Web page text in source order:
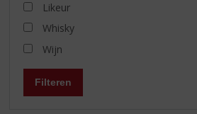
Likeur
Whisky
Wijn
Filteren